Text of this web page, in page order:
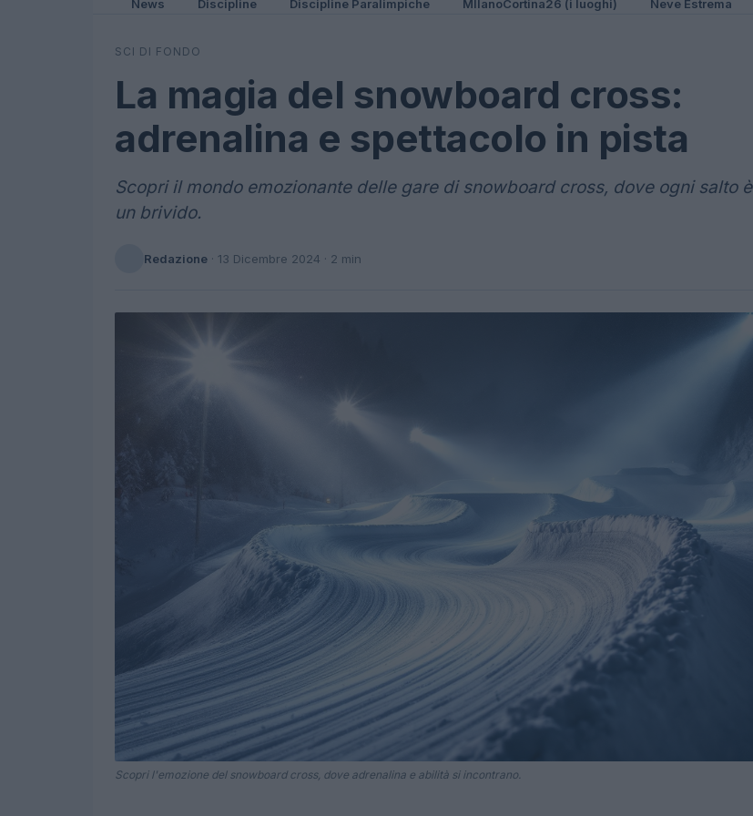
News Discipline Discipline Paralimpiche MIlanoCortina26 (i luoghi) Neve Estrema
SCI DI FONDO
La magia del snowboard cross:
adrenalina e spettacolo in pista
Scopri il mondo emozionante delle gare di snowboard cross, dove ogni salto è
un brivido.
Redazione · 13 Dicembre 2024 · 2 min
Scopri l'emozione del snowboard cross, dove adrenalina e abilità si incontrano.